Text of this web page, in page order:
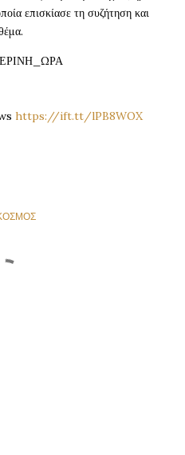
επισκίασε τη συζήτηση και
https://ift.tt/lPB8WOX